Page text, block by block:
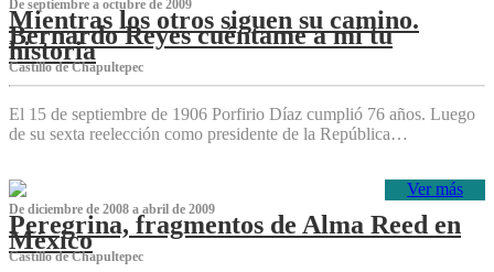
De septiembre a octubre de 2009
Mientras los otros siguen su camino.
Bernardo Reyes cuéntame a mí tu
historia
Castillo de Chapultepec
El 15 de septiembre de 1906 Porfirio Díaz cumplió 76 años. Luego
de su sexta reelección como presidente de la República…
Ver más
De diciembre de 2008 a abril de 2009
Peregrina, fragmentos de Alma Reed en
México
Castillo de Chapultepec